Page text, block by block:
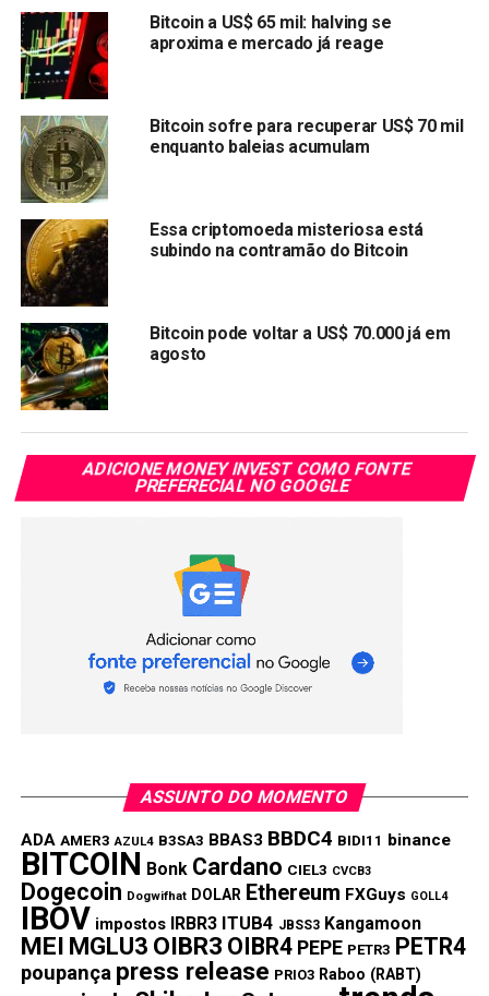
um golpe para roubar dinheiro dos clientes.
A sentença é a mais alta já aplicada a um crime de fraude
na Turquia.
Compartilhar:
Copy
Link
WhatsApp
TÓPICOS RELACIONADOS: BITCOIN
PRÓXIMA:
7 Exchanges controlam 91,7% do mercado de
criptomoedas
NÃO PERCA:
Crise em token faz Binance reembolsar usuários em
Bitcoin a US$ 65 mil: halving se
aproxima e mercado já reage
Bitcoin sofre para recuperar US$ 70 mil
enquanto baleias acumulam
Essa criptomoeda misteriosa está
subindo na contramão do Bitcoin
Bitcoin pode voltar a US$ 70.000 já em
agosto
ADICIONE MONEY INVEST COMO FONTE
PREFERECIAL NO GOOGLE
ASSUNTO DO MOMENTO
ADA AMER3 AZUL4 B3SA3 BBAS3 BBDC4 BIDI11 binance
BITCOIN Bonk Cardano CIEL3 CVCB3
Dogecoin Dogwifhat DOLAR Ethereum FXGuys GOLL4
IBOV impostos IRBR3 ITUB4 JBSS3 Kangamoon
MEI MGLU3 OIBR3 OIBR4 PEPE PETR3 PETR4
poupança press release PRIO3 Raboo (RABT)